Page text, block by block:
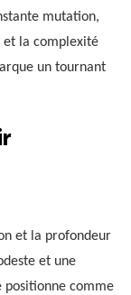
mutation,
et la complexité
un tournant
et la profondeur
et une
positionne comme